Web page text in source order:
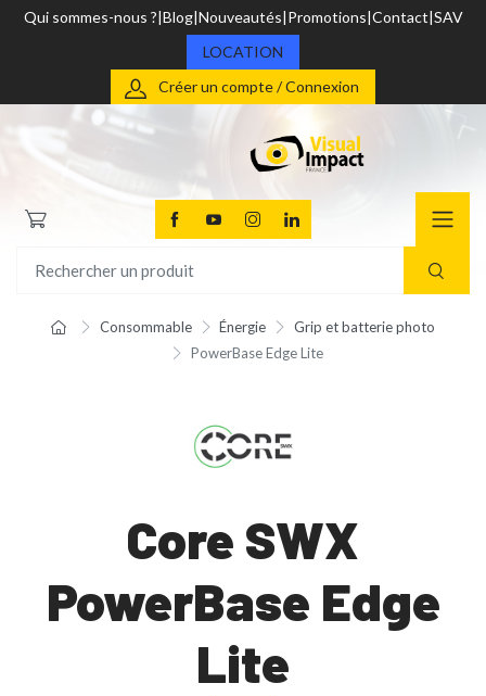
Qui sommes-nous ? Blog Nouveautés Promotions Contact SAV
LOCATION
Créer un compte / Connexion
Consommable Énergie
Grip et batterie photo
PowerBase Edge Lite
Core SWX
PowerBase Edge
Lite